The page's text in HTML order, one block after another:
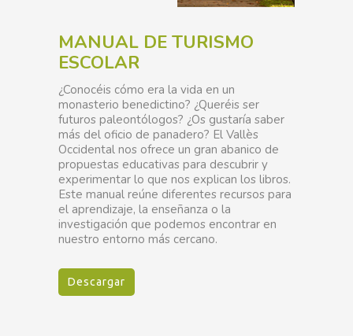
MANUAL DE TURISMO
ESCOLAR
¿Conocéis cómo era la vida en un
monasterio benedictino? ¿Queréis ser
futuros paleontólogos? ¿Os gustaría saber
más del oficio de panadero? El Vallès
Occidental nos ofrece un gran abanico de
propuestas educativas para descubrir y
experimentar lo que nos explican los libros.
Este manual reúne diferentes recursos para
el aprendizaje, la enseñanza o la
investigación que podemos encontrar en
nuestro entorno más cercano.
Descargar